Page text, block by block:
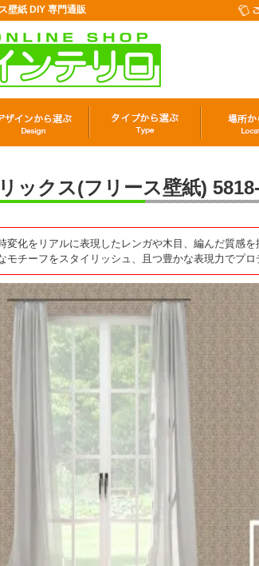
壁紙 DIY 専門通販
ックス(フリース壁紙)
変化をリアルに表現したレンガや木目、編んだ質感
モチーフをスタイリッシュ、且つ豊かな表現力でプロ